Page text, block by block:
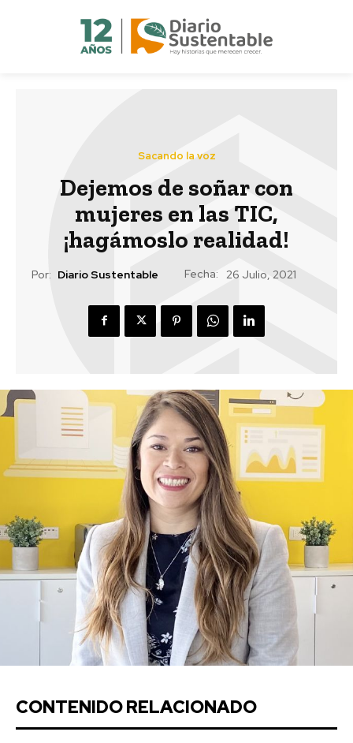
Sacando la voz
Dejemos de soñar con
mujeres en las TIC,
¡hagámoslo realidad!
Por: Diario Sustentable Fecha: 26 Julio, 2021
CONTENIDO RELACIONADO